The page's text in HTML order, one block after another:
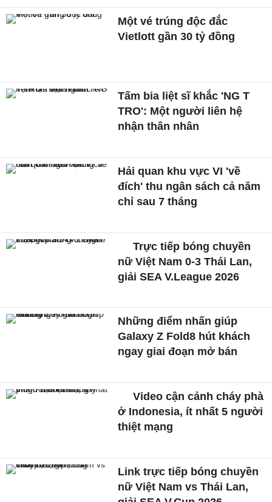
Một vé trúng độc đắc
Vietlott gần 30 tỷ đồng
Tấm bia liệt sĩ khắc 'NG T
TRO': Một người liên hệ
nhận thân nhân
Hải quan khu vực VI 'về
đích' thu ngân sách cả năm
chỉ sau 7 tháng
Trực tiếp bóng chuyền
nữ Việt Nam 0-3 Thái Lan,
giải SEA V.League 2026
Những điểm nhấn giúp
Galaxy Z Fold8 hút khách
ngay giai đoạn mở bán
Video cận cảnh cháy phà
ở Indonesia, ít nhất 5 người
thiệt mạng
Link trực tiếp bóng chuyền
nữ Việt Nam vs Thái Lan,